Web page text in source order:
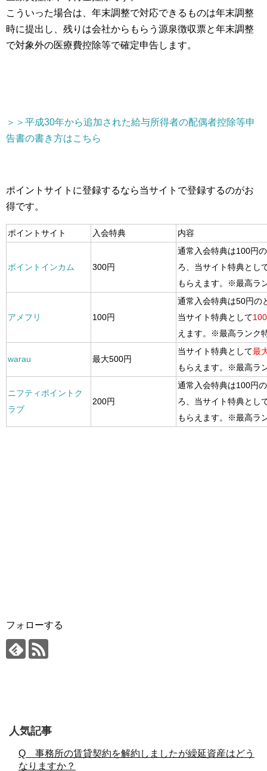
こういった場合は、年末調整で対応できるものは年末調整
時に提出し、残りは会社からもらう源泉徴収票と年末調整
で対象外の医療費控除等で確定申告します。
＞＞平成30年から追加された給与所得者の配偶者控除等申
告書の書き方はこちら
ポイントサイトに登録するなら当サイトで登録するのがお
得です。
ポイントサイト 入会特典 内容
ポイントインカム 300円
通常入会特典は100円
ろ、当サイト特典とし
もらえます。※最高ラ
アメフリ 100円
通常入会特典は50円の
当サイト特典として
えます。※最高ランク
warau 最大500円
当サイト特典として最
もらえます。※最高ラ
ニフティポイントク
ラブ
200円
通常入会特典は100円
ろ、当サイト特典とし
もらえます。※最高ラ
フォローする
人気記事
Q 事務所の賃貸契約を解約しましたが繰延資産はどう
なりますか？